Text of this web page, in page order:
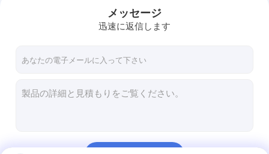
ペット プラスチックびん
食糧貯蔵の缶
メッセージ
迅速に返信します